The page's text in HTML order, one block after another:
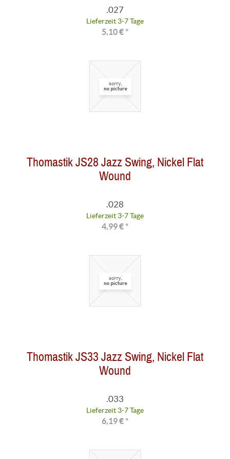
.027
Lieferzeit 3-7 Tage
5,10 € *
Thomastik JS28 Jazz Swing, Nickel Flat
Wound
.028
Lieferzeit 3-7 Tage
4,99 € *
Thomastik JS33 Jazz Swing, Nickel Flat
Wound
.033
Lieferzeit 3-7 Tage
6,19 € *